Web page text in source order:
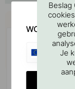
Beslag
Je
WOULD